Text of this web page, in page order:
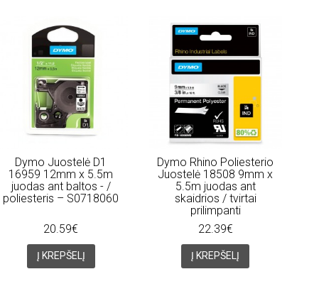
Dymo Juostelė D1
16959 12mm x 5.5m
juodas ant baltos - /
poliesteris – S0718060
20.59€
Į KREPŠELĮ
Dymo Rhino Poliesterio
Juostelė 18508 9mm x
5.5m juodas ant
skaidrios / tvirtai
prilimpanti
22.39€
Į KREPŠELĮ